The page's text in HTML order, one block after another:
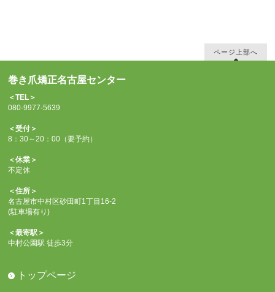
ページ上部へ
巻き爪矯正名古屋センター
＜TEL＞
080-9977-5639
＜受付＞
8：30～20：00（要予約）
＜休業＞
不定休
＜住所＞
名古屋市中村区砂田町1丁目16-2
(駐車場有り)
＜最寄駅＞
中村公園駅 徒歩3分
トップページ